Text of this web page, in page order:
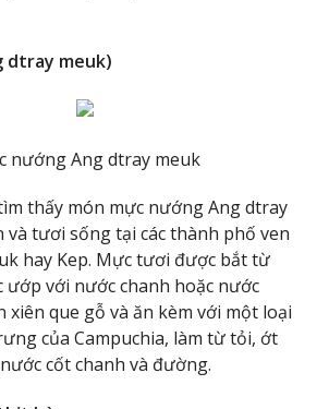
dtray meuk)
nướng Ang dtray meuk
thấy món mực nướng Ang dtray
tươi sống tại các thành phố ven
hay Kep. Mực tươi được bắt từ
ướp với nước chanh hoặc nước
xiên que gỗ và ăn kèm với một loại
của Campuchia, làm từ tỏi, ớt
cốt chanh và đường.